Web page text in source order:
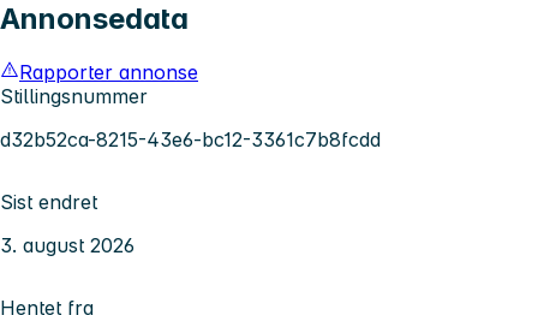
Annonsedata
Rapporter annonse
Stillingsnummer
d32b52ca-8215-43e6-bc12-3361c7b8fcdd
Sist endret
3. august 2026
Hentet fra